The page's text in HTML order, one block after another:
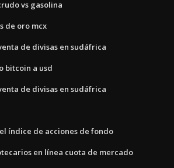
vs gasolina
de oro mcx
de divisas en sudáfrica
bitcoin a usd
de divisas en sudáfrica
índice de acciones de fondo
en línea cuota de mercado